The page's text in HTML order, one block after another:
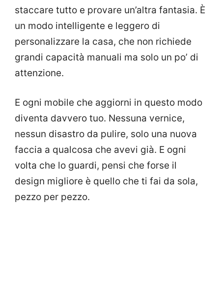
staccare tutto e provare un’altra fantasia. È
un modo intelligente e leggero di
personalizzare la casa, che non richiede
grandi capacità manuali ma solo un po’ di
attenzione.
E ogni mobile che aggiorni in questo modo
diventa davvero tuo. Nessuna vernice,
nessun disastro da pulire, solo una nuova
faccia a qualcosa che avevi già. E ogni
volta che lo guardi, pensi che forse il
design migliore è quello che ti fai da sola,
pezzo per pezzo.